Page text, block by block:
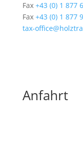
Fax +43 (0) 1 877
Fax +43 (0) 1 877
tax-
Anfahrt